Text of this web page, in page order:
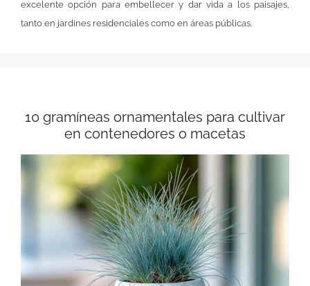
excelente opción para embellecer y dar vida a los paisajes,
tanto en jardines residenciales como en áreas públicas.
10 gramíneas ornamentales para cultivar
en contenedores o macetas